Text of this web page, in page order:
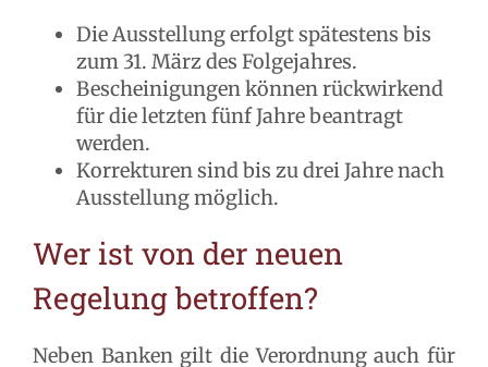
Die Ausstellung erfolgt spätestens bis
zum 31. März des Folgejahres.
Bescheinigungen können rückwirkend
für die letzten fünf Jahre beantragt
werden.
Korrekturen sind bis zu drei Jahre nach
Ausstellung möglich.
Wer ist von der neuen
Regelung betroffen?
Neben Banken gilt die Verordnung auch für